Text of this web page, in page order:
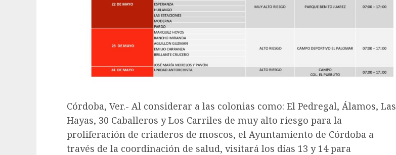
Córdoba, Ver.- Al considerar a las colonias como: El Pedregal, Álamos, Las
Hayas, 30 Caballeros y Los Carriles de muy alto riesgo para la
proliferación de criaderos de moscos, el Ayuntamiento de Córdoba a
través de la coordinación de salud, visitará los días 13 y 14 para